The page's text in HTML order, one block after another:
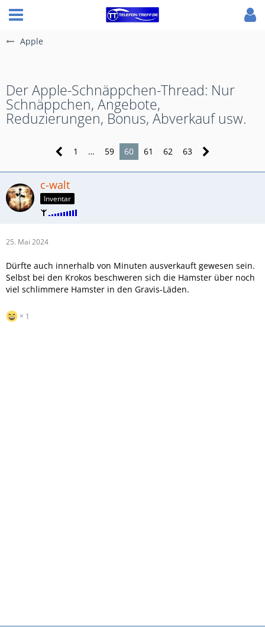
Apple
Der Apple-Schnäppchen-Thread: Nur
Schnäppchen, Angebote,
Reduzierungen, Bonus, Abverkauf usw.
1 … 59 60 61 62 63
c-walt
Inventar
25. Mai 2024
Dürfte auch innerhalb von Minuten ausverkauft gewesen sein.
Selbst bei den Krokos beschweren sich die Hamster über noch
viel schlimmere Hamster in den Gravis-Läden.
1